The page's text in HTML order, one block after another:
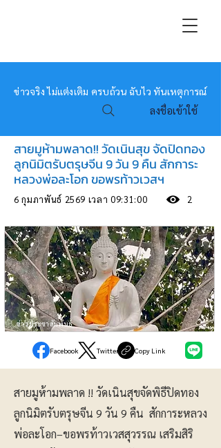
หมอข่าว
ข่าวจริง ไม่แต่งเติม ครบถ้วน ฉับไว ทันเหตุการณ์
ลงชื่อเข้าใช้
สายมูห้ามพลาด!! วัดเนินสุข จัดปิดทอง
ลูกนิมิตรับตรุษจีน 9 วัน 9 คืน สักการะ
หลวงพ่อละโอก ขอพรท้าวเวสฯ
6 กุมภาพันธ์ 2569 เวลา 09:31:00 2
ข่าวประชาสัมพันธ์
Facebook Twitter Copy Link
สายมูห้ามพลาด !! วัดเนินสุขจัดพิธีปิดทอง
ลูกนิมิตรับตรุษจีน 9 วัน 9 คืน สักการะหลวง
พ่อละโอก–ขอพรท้าวเวสสุวรรณ เสริมสิริ